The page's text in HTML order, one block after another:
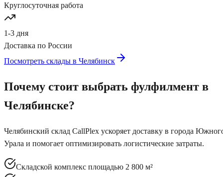
Круглосуточная работа
1-3 дня
Доставка по России
Посмотреть склады в Челябинск
Почему стоит выбрать фулфилмент в
Челябинске?
Челябинский склад CallPlex ускоряет доставку в города
Урала и помогает оптимизировать логистические затраты.
Складской комплекс площадью 2 800 м²